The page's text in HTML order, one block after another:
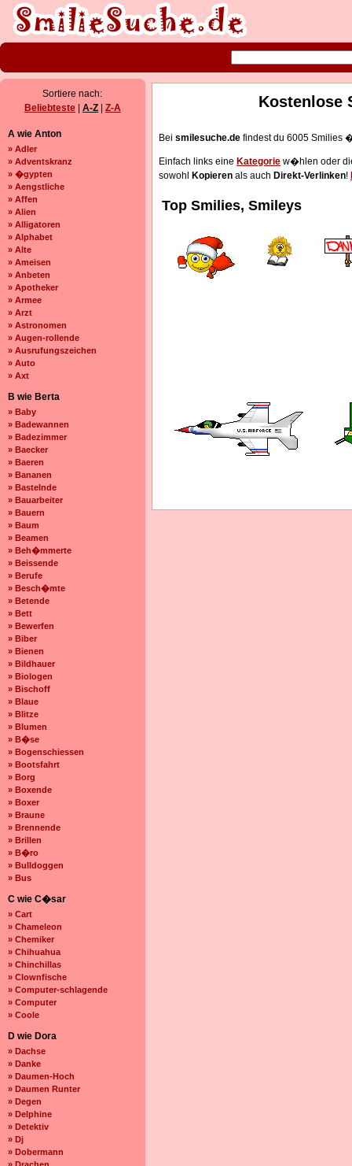
Sortiere nach:
Beliebteste
A-Z Z-A
A wie Anton
» Adler
» Adventskranz
» �gypten
» Aengstliche
» Affen
» Alien
» Alligatoren
» Alphabet
» Alte
» Ameisen
» Anbeten
» Apotheker
» Armee
» Arzt
» Astronomen
» Augen-rollende
» Ausrufungszeichen
» Auto
» Axt
B wie Berta
» Baby
» Badewannen
» Badezimmer
» Baecker
» Baeren
» Bananen
» Bastelnde
» Bauarbeiter
» Bauern
» Baum
» Beamen
» Beh�mmerte
» Beissende
» Berufe
» Besch�mte
» Betende
» Bett
» Bewerfen
» Biber
» Bienen
» Bildhauer
» Biologen
» Bischoff
» Blaue
» Blitze
» Blumen
» B�se
» Bogenschiessen
» Bootsfahrt
» Borg
» Boxende
» Boxer
» Braune
» Brennende
» Brillen
» B�ro
» Bulldoggen
» Bus
C wie C�sar
» Cart
» Chameleon
» Chemiker
» Chihuahua
» Chinchillas
» Clownfische
» Computer-schlagende
» Computer
» Coole
D wie Dora
» Dachse
» Danke
» Daumen-Hoch
» Daumen Runter
» Degen
» Delphine
» Detektiv
» Dj
» Dobermann
Kostenlose
Bei smilesuche.de findest du 6005 Smilies
Einfach links eine Kategorie w�hlen oder
sowohl
Kopieren als auch Direkt-Verlinken!
Top Smilies, Smileys